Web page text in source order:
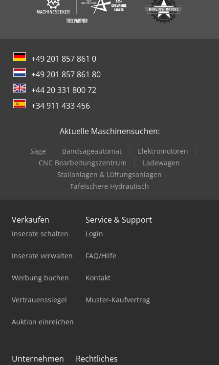
+49 201 857 861 0
+49 201 857 861 80
+44 20 331 800 72
+34 911 433 456
Aktuelle Maschinensuchen:
Säge Bandsägeautomat
Elektromotoren
CNC Bearbeitungszentrum
Ladewagen
Stallanlagen & Lüftungsanlagen
Tafelschere Hydraulisch
Verkaufen
Inserate schalten
Inserate verwalten
Werbung buchen
Vertrauenssiegel
Auktion einreichen
Service & Support
Login
FAQ/Hilfe
Kontakt
Muster-Kaufvertrag
Unternehmen Rechtliches